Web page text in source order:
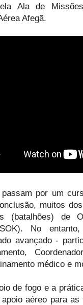
Ala de
Afegã.
por um
muitos
(batalhões) de
SOK). No
avançado -
médico e
de fogo e a
aéreo para